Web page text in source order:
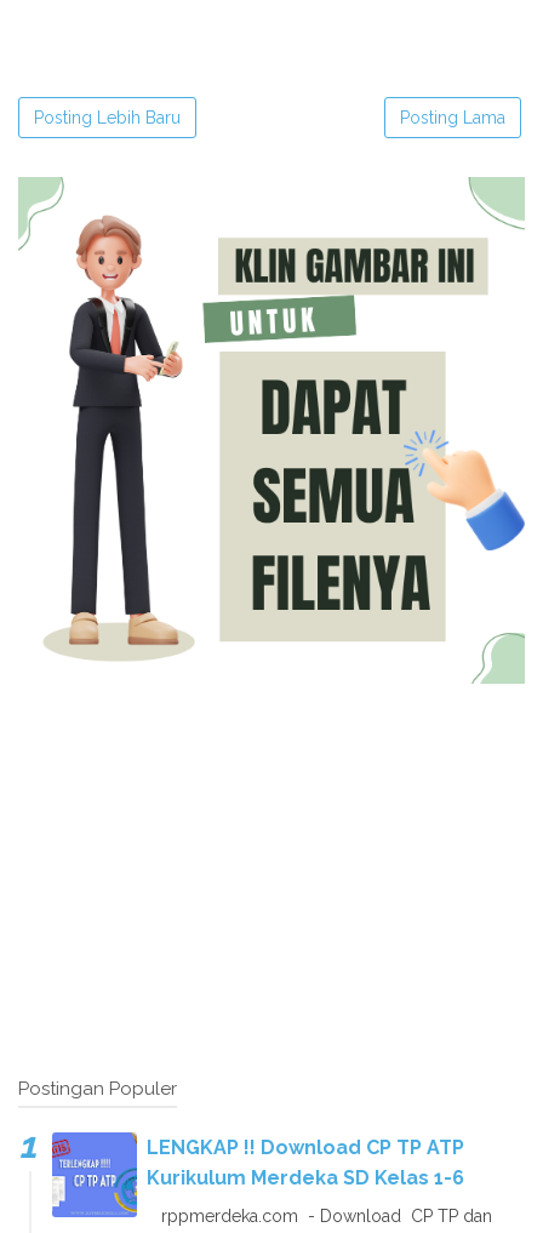
Posting Lebih Baru Posting Lama
Postingan Populer
LENGKAP !! Download CP TP ATP
Kurikulum Merdeka SD Kelas 1-6
rppmerdeka.com - Download CP TP dan